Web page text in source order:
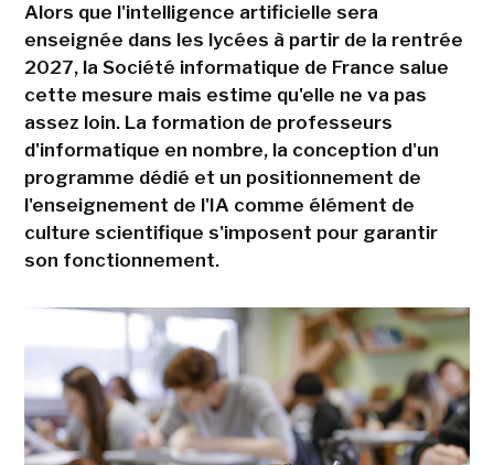
Alors que l'intelligence artificielle sera
enseignée dans les lycées à partir de la rentrée
2027, la Société informatique de France salue
cette mesure mais estime qu'elle ne va pas
assez loin. La formation de professeurs
d'informatique en nombre, la conception d'un
programme dédié et un positionnement de
l'enseignement de l'IA comme élément de
culture scientifique s'imposent pour garantir
son fonctionnement.